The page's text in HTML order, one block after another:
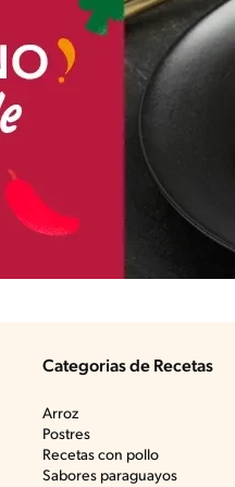
Categorias de Recetas
Arroz
Postres
Recetas con pollo
Sabores paraguayos